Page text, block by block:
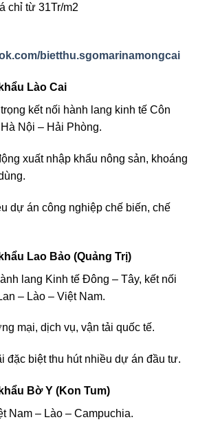
chỉ từ 31Tr/m2
bietthu.sgomarinamongcai
Lào Cai
kết nối hành lang kinh tế Côn
Nội – Hải Phòng.
xuất nhập khẩu nông sản, khoáng
dự án công nghiệp chế biến, chế
Lao Bảo (Quảng Trị)
lang Kinh tế Đông – Tây, kết nối
– Lào – Việt Nam.
mại, dịch vụ, vận tải quốc tế.
đặc biệt thu hút nhiều dự án đầu tư.
Bờ Y (Kon Tum)
Nam – Lào – Campuchia.